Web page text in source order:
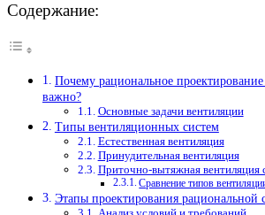
Содержание:
Почему рациональное
важно?
Основные задачи вентиляции
Типы вентиляционных систем
Естественная вентиляция
Принудительная вентиляция
Приточно-вытяжная вентиляция
Сравнение типов
Этапы проектирования рациональной